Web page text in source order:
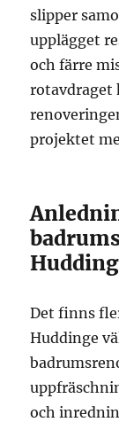
slipper
upplägget
och färre
rotavdraget
projektet
Det finns
Huddinge
och